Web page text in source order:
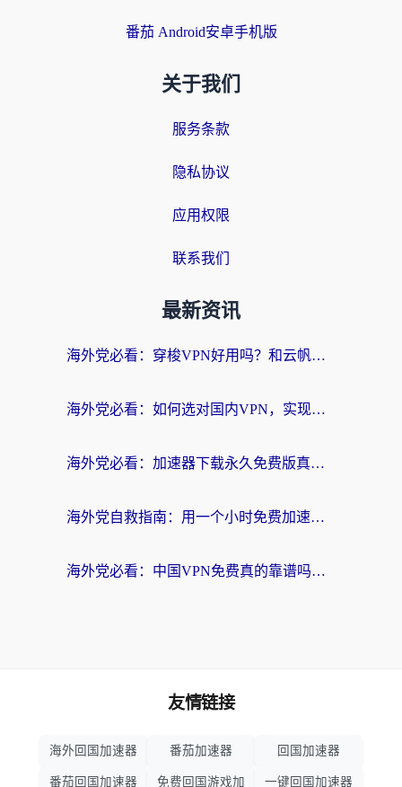
番茄 Android安卓手机版
关于我们
服务条款
隐私协议
应用权限
联系我们
最新资讯
海外党必看：穿梭VPN好用吗？和云帆VPN对比哪个回国效果更好？附真实测评+避坑指南
海外党必看：如何选对国内VPN，实现无缝访问国内资源？
海外党必看：加速器下载永久免费版真的存在吗？教你无缝访问国内资源的正确姿势
海外党自救指南：用一个小时免费加速器，轻松打破国内资源访问壁垒？
海外党必看：中国VPN免费真的靠谱吗？手把手教你选对回国加速器
友情链接
海外回国加速器 番茄加速器 回国加速器
番茄回国加速器 免费回国游戏加 一键回国加速器